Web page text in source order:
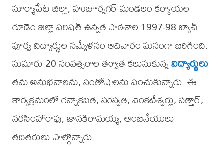
సూర్యాపేట జిల్లా, హుజూర్నగర్ మండలం కర్కాయల
గూడెం జిల్లా పరిషత్ ఉన్నత పాఠశాల 1997-98 బ్యాచ్
పూర్వ విద్యార్థుల సమ్మేళనం ఆదివారం ఘనంగా జరిగింది.
సుమారు 20 సంవత్సరాల తర్వాత కలుసుకున్నవిద్యార్థులు
తమ అనుభవాలను, సంతోషాలను పంచుకున్నారు. ఈ
కార్యక్రమంలో గన్నాకవిత, సరస్వతి, వెంకటేశ్వర్లు, సత్తార్,
నరసింహారావు, జానకిరామయ్య, ఆంజనేయులు
తదితరులు పాల్గొన్నారు.